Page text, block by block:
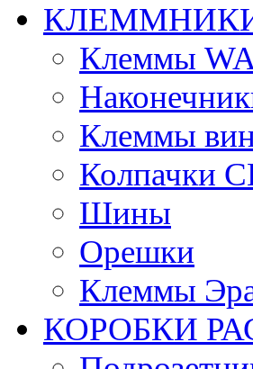
Клеммы
Клеммы
Колпачки
Шины
Орешки
Клеммы
КОРОБКИ